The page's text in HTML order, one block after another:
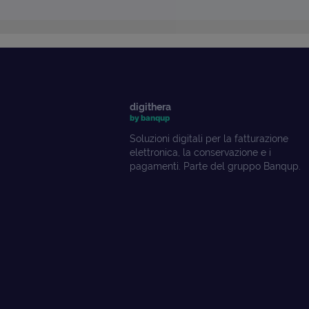
digithera
by banqup
Soluzioni digitali per la fatturazione
elettronica, la conservazione e i
pagamenti. Parte del gruppo Banqup.